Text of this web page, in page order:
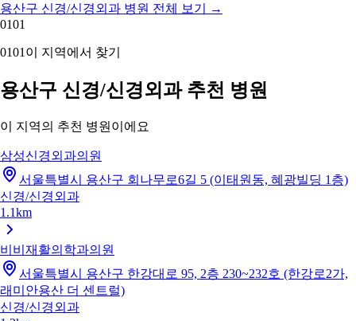
용산구 신경/신경외과 병원 전체 보기
→
0101
0101 이 지역에서 찾기
용산구 신경/신경외과 추천 병원
이 지역의 추천 병원이에요
삼성신경외과의원
서울특별시 용산구 회나무로6길 5 (이태원동, 혜광빌딩 1층)
신경/신경외과
1.1km
비비재활의학과의원
서울특별시 용산구 한강대로 95, 2층 230~232호 (한강로2가,
래미안용산 더 센트럴)
신경/신경외과